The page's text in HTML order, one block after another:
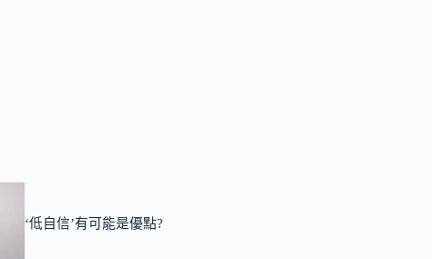
‘低自信’有可能是優點?